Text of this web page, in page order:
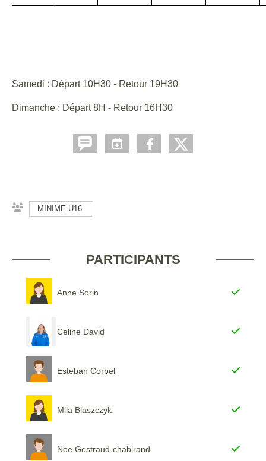
Samedi : Départ 10H30 - Retour 19H30
Dimanche : Départ 8H - Retour 16H30
MINIME U16
PARTICIPANTS
Anne Sorin
Celine David
Esteban Corbel
Mila Blaszczyk
Noe Gestraud-chabirand